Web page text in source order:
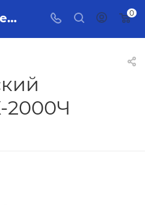
Конвектор электрический Ресанта ОК-2000Ч Тольятти - купить в интернет-магазине, каталог с ценами и характеристиками 0
2000Ч